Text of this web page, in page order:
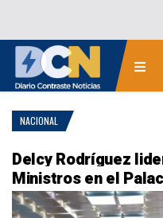
NACIONAL
Delcy Rodríguez
Ministros en el